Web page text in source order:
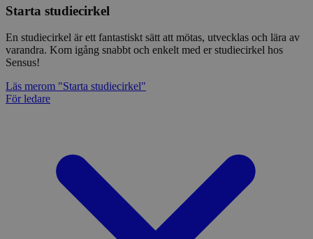
Starta studiecirkel
En studiecirkel är ett fantastiskt sätt att mötas, utvecklas och lära av
varandra. Kom igång snabbt och enkelt med er studiecirkel hos
Sensus!
Läs merom "Starta studiecirkel"
För ledare